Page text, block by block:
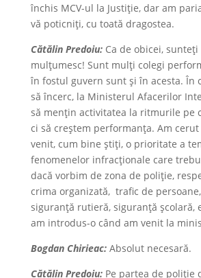
închis MCV-ul la Justiție, dar am
vă poticniți, cu toată dragostea.
Cătălin Predoiu:Ca de obicei, sunteți
mulțumesc! Sunt mulți colegi
în fostul guvern sunt și în acesta. În
să încerc, la Ministerul Afacerilor
să mențin activitatea la ritmurile pe
ci să creștem performanța. Am
venit, cum bine știți, o prioritate a
fenomenelor infracționale care
dacă vorbim de zona de poliție,
crima organizată, trafic de
siguranță rutieră, siguranță școlară,
am introdus-o când am venit la
Bogdan Chirieac:Absolut necesară.
Cătălin Predoiu:Pe partea de poliție